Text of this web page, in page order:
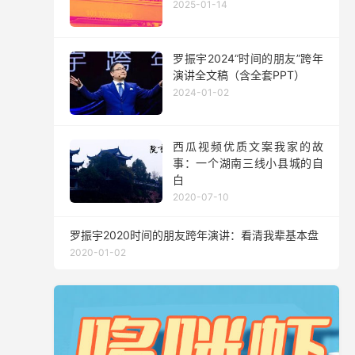
2025-01-14
罗振宇2024“时间的朋友”跨年
演讲全文稿（含全套PPT）
2024-01-02
西瓜视频优质文案我家的故
事：一个湖南三线小县城的自
白
2020-07-10
罗振宇2020时间的朋友跨年演讲：看清我辈基本盘
2020-01-02